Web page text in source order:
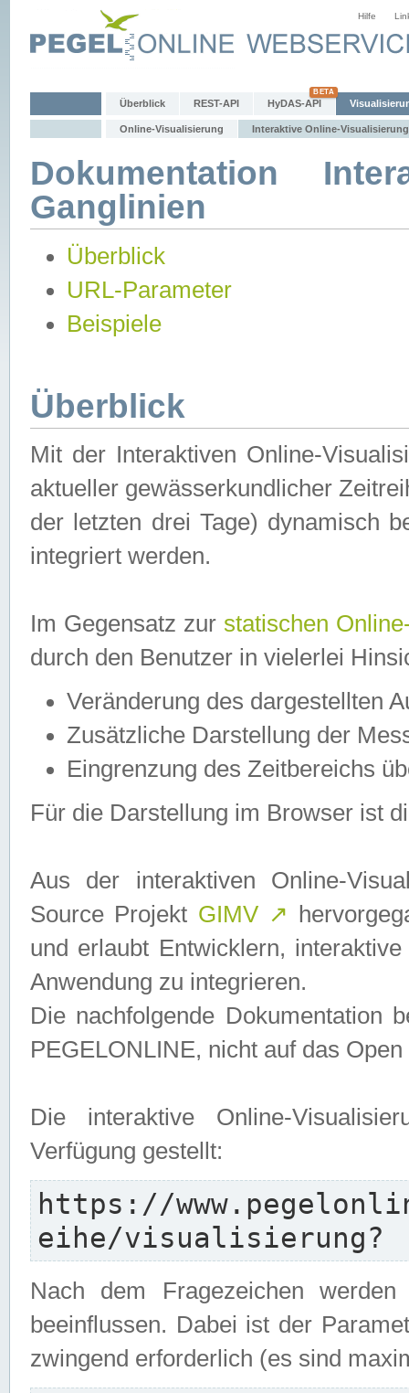
Hilfe
Überblick REST-API HyDAS-API
Online-Visualisierung Interaktive Online-Visualisierung
Dokumentation
Ganglinien
Überblick
URL-Parameter
Beispiele
Überblick
Mit der Interaktiven Online-
aktueller gewässerkundlicher
der letzten drei Tage) dynamisch
integriert werden.
Im Gegensatz zur statischen
durch den Benutzer in vielerlei
Veränderung des dargestellten
Zusätzliche Darstellung der
Eingrenzung des Zeitbereichs
Für die Darstellung im Browser ist
Aus der interaktiven Online-
Source Projekt GIMV ↗
und erlaubt Entwicklern,
Anwendung zu integrieren.
Die nachfolgende Dokumentation
PEGELONLINE, nicht auf das
Die interaktive Online-
Verfügung gestellt:
https://
eihe/visualisierung?
Nach dem Fragezeichen
beeinflussen. Dabei ist der
zwingend erforderlich (es sind